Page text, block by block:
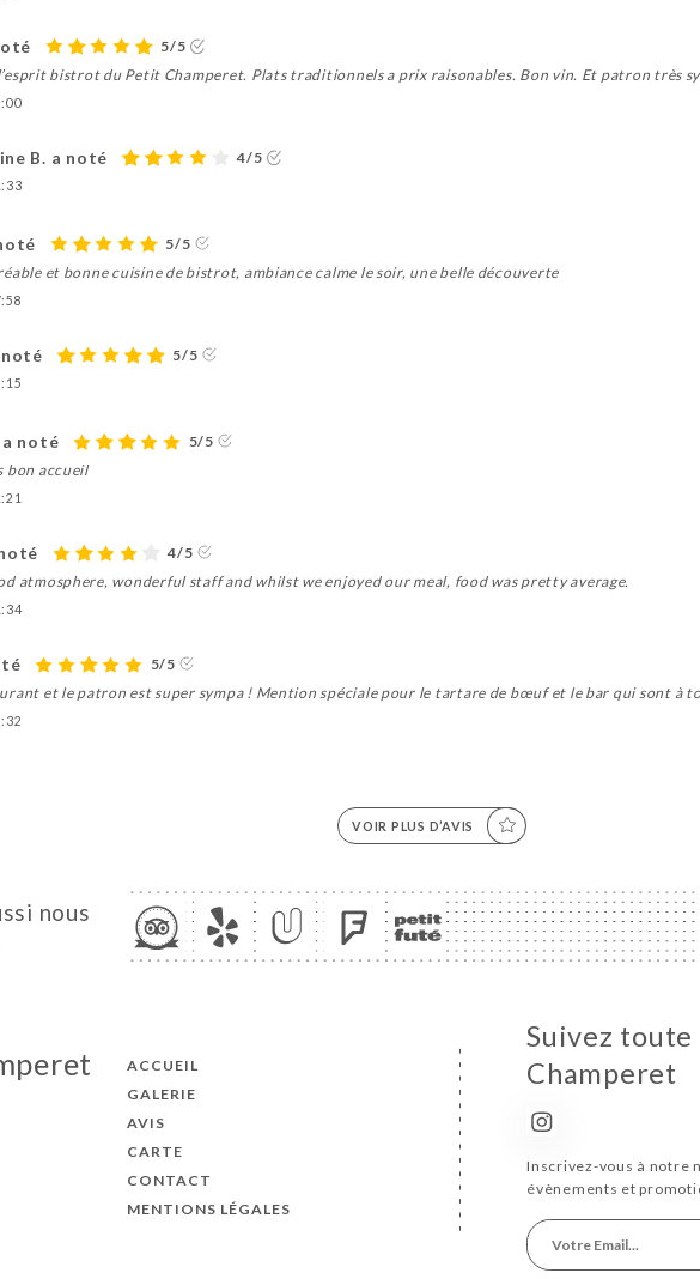
5/5
bistrot du Petit Champeret. Plats traditionnels a prix raisonables. Bon vin. Et patron très
B. a noté 4/5
5/5
et bonne cuisine de bistrot, ambiance calme le soir, une belle découverte
noté 5/5
noté
5/5
bon accueil
4/5
atmosphere, wonderful staff and whilst we enjoyed our meal, food was pretty average.
5/5
et le patron est super sympa ! Mention spéciale pour le tartare de bœuf et le bar qui sont à
VOIR PLUS D’AVIS
nous
ACCUEIL
GALERIE
AVIS
CARTE
CONTACT
MENTIONS LÉGALES
Suivez toute
Champeret
Inscrivez-vous à notre
évènements et